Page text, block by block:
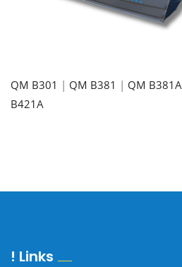
QM B301 | QM B381 | QM B381A
B421A
! Links